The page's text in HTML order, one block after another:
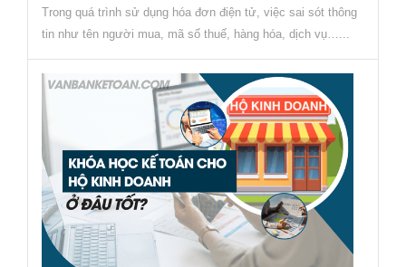
Trong quá trình sử dụng hóa đơn điện tử, việc sai sót thông
tin như tên người mua, mã số thuế, hàng hóa, dịch vụ…...